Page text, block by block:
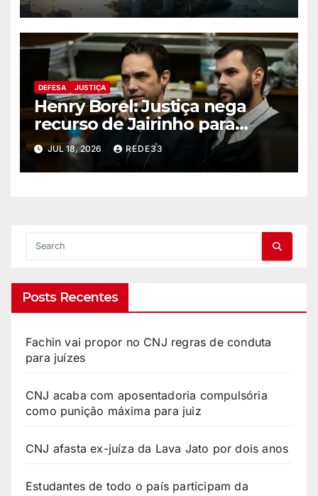
DEFESA JUSTIÇA
Henry Borel: Justiça nega
recurso de Jairinho para
anular julgamento
JUL 18, 2026 REDE33
Posts Recentes
Fachin vai propor no CNJ regras de conduta
para juízes
CNJ acaba com aposentadoria compulsória
como punição máxima para juiz
CNJ afasta ex-juíza da Lava Jato por dois anos
Estudantes de todo o país participam da